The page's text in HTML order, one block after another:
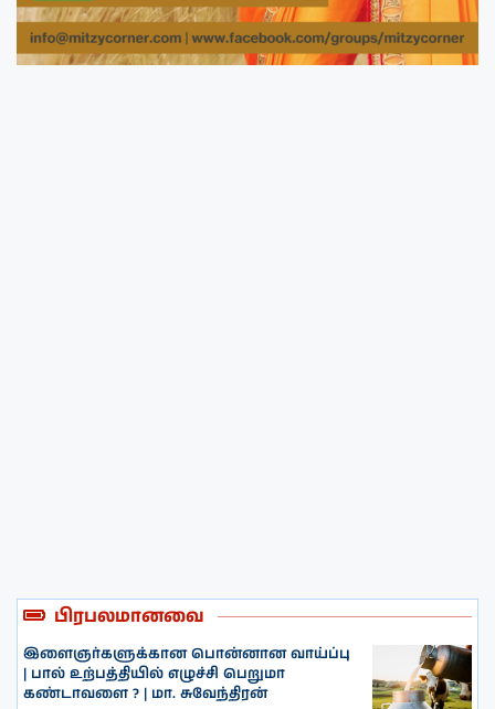
பிரபலமானவை
இளைஞர்களுக்கான பொன்னான வாய்ப்பு
| பால் உற்பத்தியில் எழுச்சி பெறுமா
கண்டாவளை ? | மா. சுவேந்திரன்